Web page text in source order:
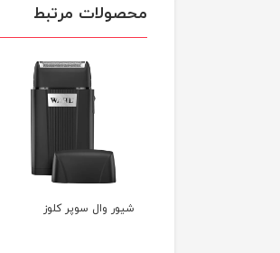
محصولات مرتبط